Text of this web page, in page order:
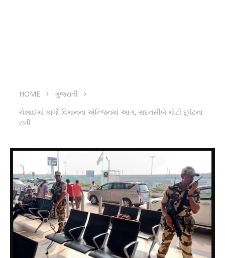
HOME
ગુજરાતી
ચેન્નાઈમાં કાર્ગો વિમાનના એન્જિનમાં આગ, સદનસીબે મોટી દૂર્ઘટના
ટળી